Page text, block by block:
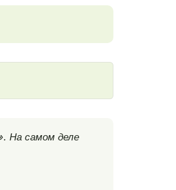
На самом деле